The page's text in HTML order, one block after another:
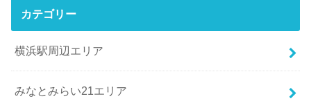
カテゴリー
横浜駅周辺エリア
みなとみらい21エリア